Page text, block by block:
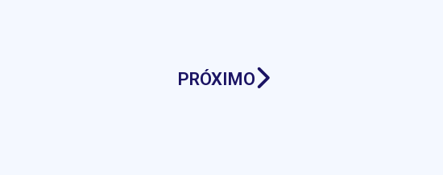
PRÓXIMO